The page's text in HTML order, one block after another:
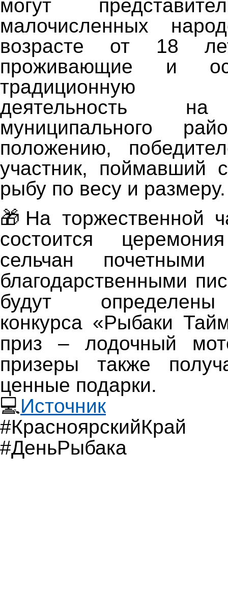
могут
малочисленных
возрасте от 18
проживающие и
традиционную
деятельность на
муниципального
положению,
участник, поймавший
рыбу по весу и размеру.
🎁На торжественной
состоится
сельчан
благодарственными
будут
конкурса «Рыбаки
приз – лодочный
призеры также
ценные подарки.
💻Источник
#ДеньРыбака